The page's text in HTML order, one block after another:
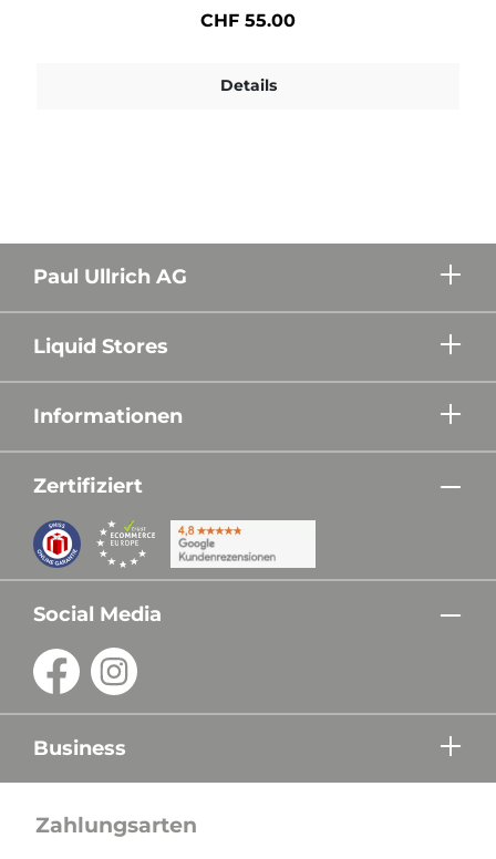
CHF 55.00
Details
Paul Ullrich AG
Liquid Stores
Informationen
Zertifiziert
Social Media
Business
Zahlungsarten